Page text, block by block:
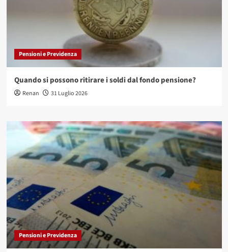
Pensioni e Previdenza
Quando si possono ritirare i soldi dal fondo pensione?
Renan 31 Luglio 2026
Pensioni e Previdenza